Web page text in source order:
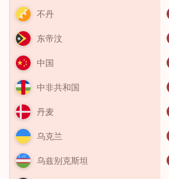
不丹
东帝汶
中国
中非共和国
丹麦
乌克兰
乌兹别克斯坦